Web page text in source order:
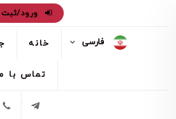
ورود/ثبت
فارسی خانه
تماس با
تلگرام